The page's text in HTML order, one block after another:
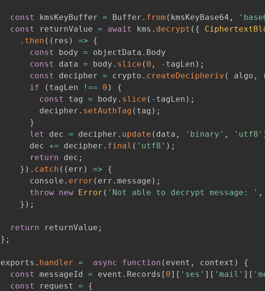
const kmsKeyBuffer = Buffer . from ( kmsKeyBase64 ,
const
returnValue = await kms . decrypt ( {
. then ( ( res ) =>
{
const
body = objectData . Body
const
data = body . slice ( 0 , - tagLen ) ;
const
decipher = crypto . createDecipheriv ( algo ,
if
( tagLen !== 0 )
{
const
tag = body . slice ( - tagLen ) ;
        decipher
. setAuthTag ( tag ) ;
}
let
dec = decipher . update ( data , 'binary' , 'utf8'
      dec
+= decipher . final ( 'utf8' ) ;
return dec ;
} ) . catch ( ( err ) =>
{
      console
. error ( err . message ) ;
throw new Error ( 'Not able to decrypt message: ' ,
} ) ;
return returnValue ;
} ;
exports . handler = async function ( event , context )
{
const
messageId = event . Records [ 0] [ 'ses' ] [ 'mail' ] [
const
request =
{